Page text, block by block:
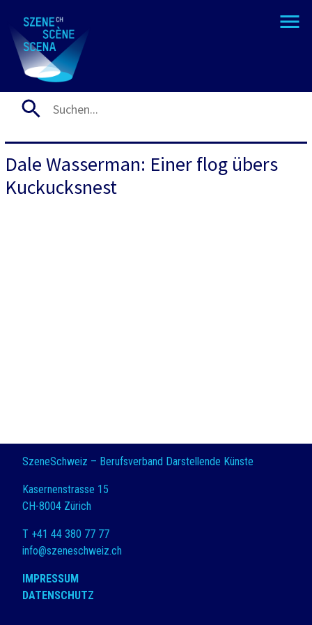
Dale Wasserman: Einer flog übers
Kuckucksnest
SzeneSchweiz – Berufsverband Darstellende Künste
Kasernenstrasse 15
CH-8004 Zürich
T +41 44 380 77 77
info@szeneschweiz.ch
IMPRESSUM
DATENSCHUTZ